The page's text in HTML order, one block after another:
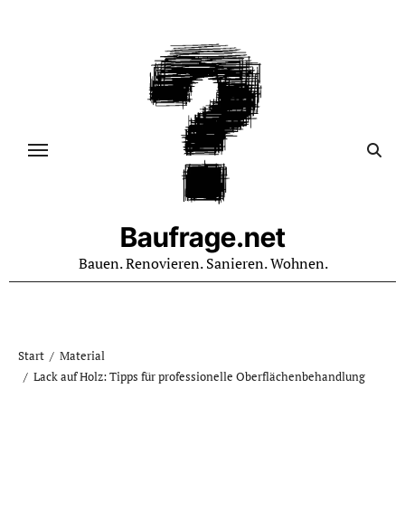
Baufrage.net
Bauen. Renovieren. Sanieren. Wohnen.
Start
Material
Lack auf Holz: Tipps für professionelle Oberflächenbehandlung